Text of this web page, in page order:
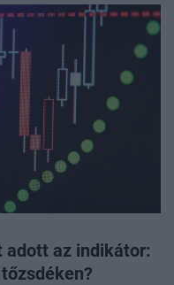
adott az indikátor: